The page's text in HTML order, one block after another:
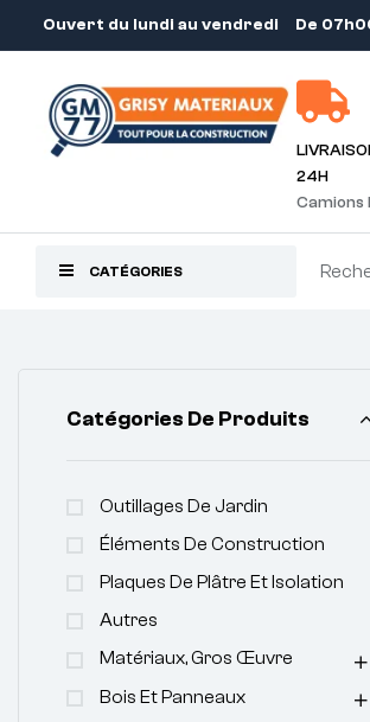
Ouvert du lundi au vendredi De
24H
Camions
CATÉGORIES
Catégories De Produits
Outillages De Jardin
Éléments De Construction
Plaques De Plâtre Et Isolation
Autres
Matériaux, Gros Œuvre
Bois Et Panneaux